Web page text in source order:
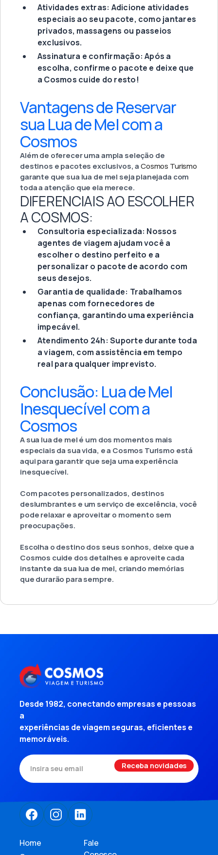
Atividades extras: Adicione atividades
especiais ao seu pacote, como jantares
privados, massagens ou passeios
exclusivos.
Assinatura e confirmação: Após a
escolha, confirme o pacote e deixe que
a Cosmos cuide do resto!
Vantagens de Reservar
sua Lua de Mel com a
Cosmos
Além de oferecer uma ampla seleção de
destinos e pacotes exclusivos, aCosmos Turismo
garante que sua lua de mel seja planejada com
toda a atenção que ela merece.
DIFERENCIAIS AO ESCOLHER
A COSMOS:
Consultoria especializada: Nossos
agentes de viagem ajudam você a
escolher o destino perfeito e a
personalizar o pacote de acordo com
seus desejos.
Garantia de qualidade: Trabalhamos
apenas com fornecedores de
confiança, garantindo uma experiência
impecável.
Atendimento 24h: Suporte durante toda
a viagem, com assistência em tempo
real para qualquer imprevisto.
Conclusão: Lua de Mel
Inesquecível com a
Cosmos
A sua lua de mel é um dos momentos mais
especiais da sua vida, e a Cosmos Turismo está
aqui para garantir que seja uma experiência
inesquecível.
Com pacotes personalizados, destinos
deslumbrantes e um serviço de excelência, você
pode relaxar e aproveitar o momento sem
preocupações.
Escolha o destino dos seus sonhos, deixe que a
Cosmos cuide dos detalhes e aproveite cada
instante da sua lua de mel, criando memórias
que durarão para sempre.
Desde 1982, conectando empresas e pessoas
a
experiências de viagem seguras, eficientes e
memoráveis.
Home
Fale